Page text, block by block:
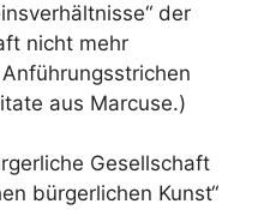
der
nicht mehr
aus Marcuse.)
Gesellschaft
bürgerlichen Kunst“